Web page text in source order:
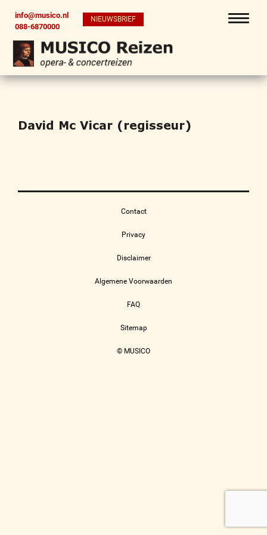
info@musico.nl
088-6870000
NIEUWSBRIEF
David Mc Vicar (regisseur)
Contact
Privacy
Disclaimer
Algemene Voorwaarden
FAQ
Sitemap
© MUSICO